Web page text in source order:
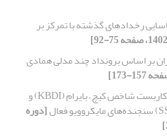
رخدادهای گذشته با تمرکز بر
بر اساس برونداد چند مدلی همادی
بررسی خشکسالی در ایران با کاربست شاخص کیچ – بایرام (KBDI) و
[دوره